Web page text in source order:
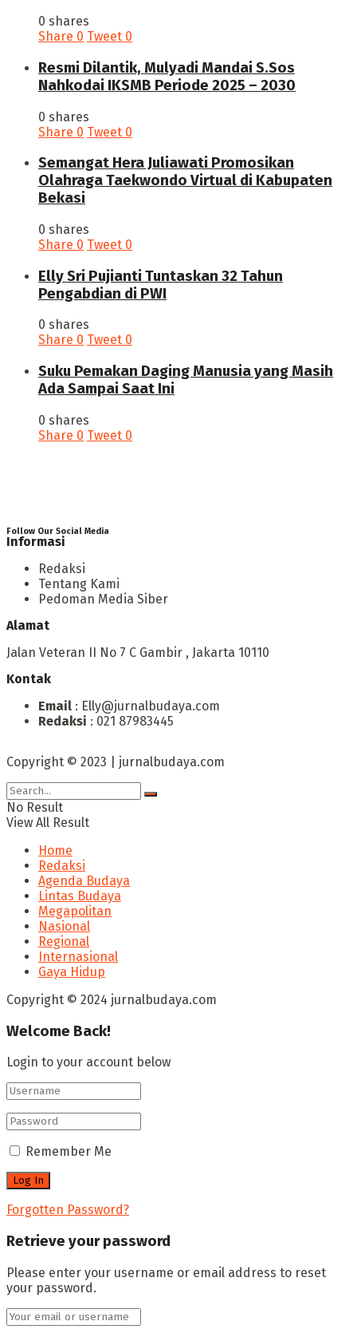
0 shares
Share 0 Tweet 0
Resmi Dilantik, Mulyadi Mandai S.Sos
Nahkodai IKSMB Periode 2025 – 2030
0 shares
Share 0 Tweet 0
Semangat Hera Juliawati Promosikan
Olahraga Taekwondo Virtual di Kabupaten
Bekasi
0 shares
Share 0 Tweet 0
Elly Sri Pujianti Tuntaskan 32 Tahun
Pengabdian di PWI
0 shares
Share 0 Tweet 0
‎Suku Pemakan Daging Manusia yang Masih
Ada Sampai Saat Ini
0 shares
Share 0 Tweet 0
Follow Our Social Media
Informasi
Redaksi
Tentang Kami
Pedoman Media Siber
Alamat
Jalan Veteran II No 7 C Gambir , Jakarta 10110
Kontak
Email : Elly@jurnalbudaya.com
Redaksi : 021 87983445
Copyright © 2023 | jurnalbudaya.com
No Result
View All Result
Home
Redaksi
Agenda Budaya
Lintas Budaya
Megapolitan
Nasional
Regional
Internasional
Gaya Hidup
Copyright © 2024 jurnalbudaya.com
Welcome Back!
Login to your account below
Remember Me
Forgotten Password?
Retrieve your password
Please enter your username or email address to reset
your password.